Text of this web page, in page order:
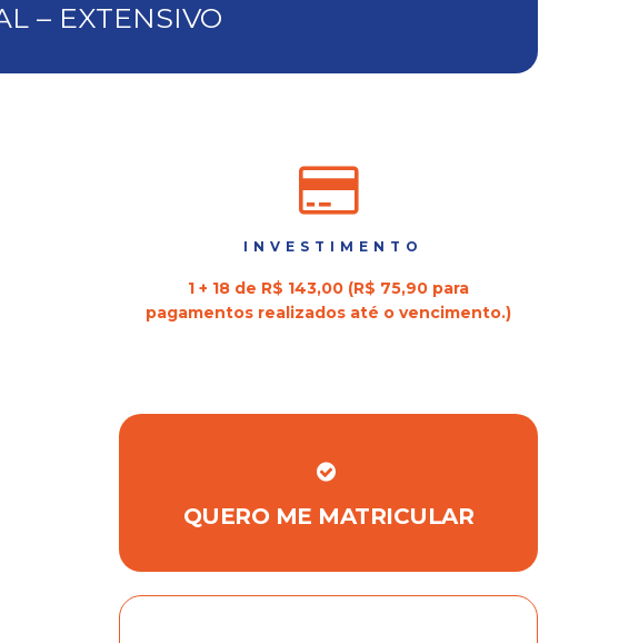
– EXTENSIVO
INVESTIMENTO
1 + 18 de R$ 143,00 (R$ 75,90 para
pagamentos realizados até o vencimento.)
QUERO ME MATRICULAR